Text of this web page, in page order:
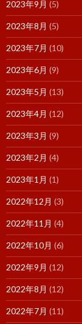
2023年9月 (5)
2023年8月 (5)
2023年7月 (10)
2023年6月 (9)
2023年5月 (13)
2023年4月 (12)
2023年3月 (9)
2023年2月 (4)
2023年1月 (1)
2022年12月 (3)
2022年11月 (4)
2022年10月 (6)
2022年9月 (12)
2022年8月 (12)
2022年7月 (11)